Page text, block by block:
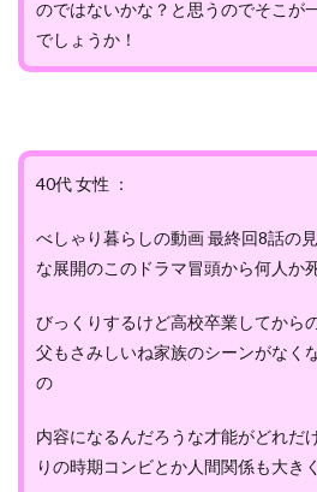
のではないかな？と思うのでそこが
でしょうか！
40代 女性 ：
べしゃり暮らしの動画 最終回8話の
な展開のこのドラマ冒頭から何人か
びっくりするけど高校卒業してから
父もさみしいね家族のシーンがなく
の
内容になるんだろうな才能がどれだ
りの時期コンビとか人間関係も大き